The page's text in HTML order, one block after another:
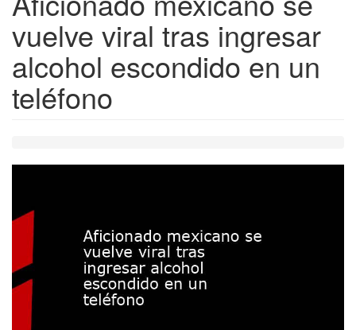
vuelve viral tras ingresar
alcohol escondido en un
teléfono